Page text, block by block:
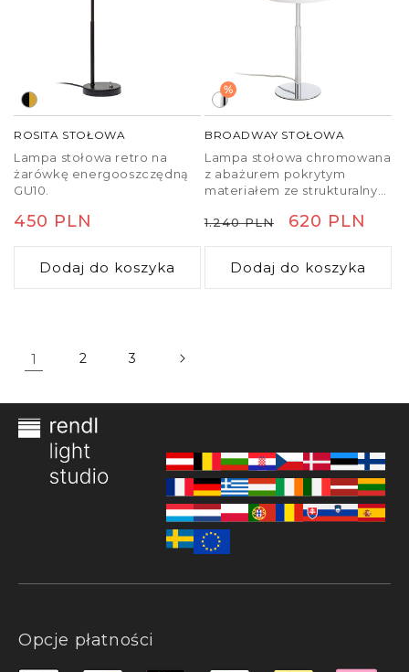
ROSITA STOŁOWA
Lampa stołowa retro na
żarówkę energooszczędną
GU10.
Cena
regularna
450 PLN
Dodaj do koszyka
%
BROADWAY STOŁOWA
Lampa stołowa chromowana
z abażurem pokrytym
materiałem ze strukturalnym
Cena
regularna
1.240 PLN
Cena
promocyjna
620 PLN
Dodaj do koszyka
1 2 3
Opcje płatności